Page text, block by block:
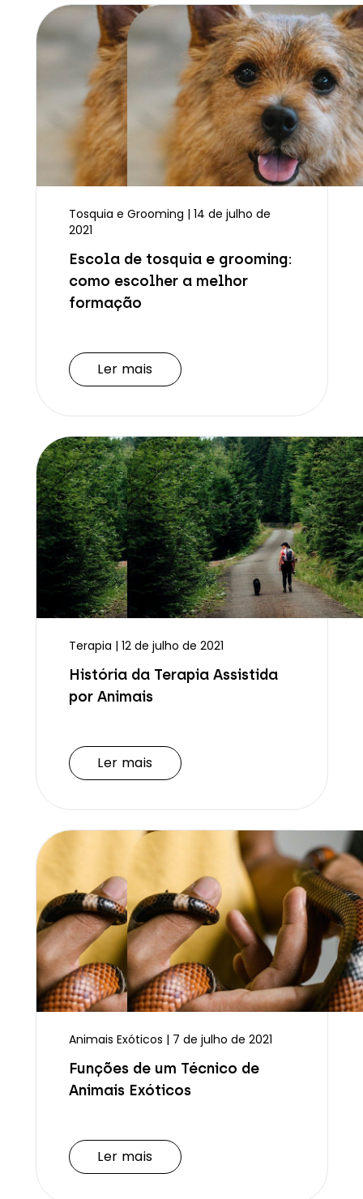
Tosquia e Grooming | 14 de julho de
2021
Escola de tosquia e grooming:
como escolher a melhor
formação
Ler mais
Terapia | 12 de julho de 2021
História da Terapia Assistida
por Animais
Ler mais
Animais Exóticos | 7 de julho de 2021
Funções de um Técnico de
Animais Exóticos
Ler mais